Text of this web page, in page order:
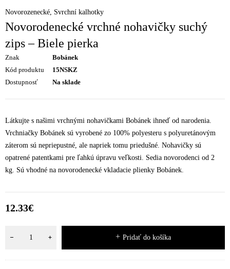
Novorozenecké Svrchní kalhotky
Novorodenecké vrchné nohavičky suchý
zips – Biele pierka
Znak
Bobánek
Kód produktu
15NSKZ
Dostupnosť
Na sklade
Látkujte s našimi vrchnými nohavičkami Bobánek ihneď od narodenia.
Vrchniačky Bobánek sú vyrobené zo 100% polyesteru s polyuretánovým
záterom sú nepriepustné, ale napriek tomu priedušné. Nohavičky sú
opatrené patentkami pre ľahkú úpravu veľkosti. Sedia novorodenci od 2
kg. Sú vhodné na novorodenecké vkladacie plienky Bobánek.
12.33€
Pridať do košíka